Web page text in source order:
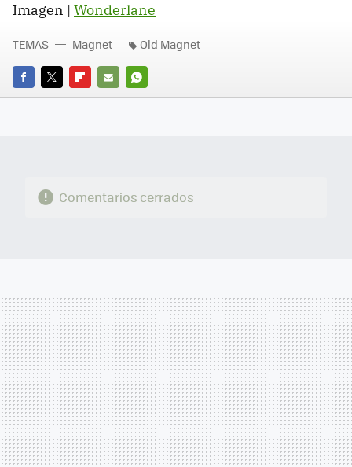
Imagen | Wonderlane
FACEBOOK
TWITTERFLIPBOARD
E-
WHATSAPP
TEMAS Magnet Old Magnet
Comentarios cerrados